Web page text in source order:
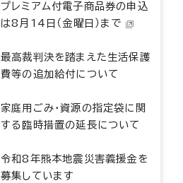
プレミアム付電子商品券の申込
は8月14日（金曜日）まで
最高裁判決を踏まえた生活保護
費等の追加給付について
家庭用ごみ・資源の指定袋に関
する臨時措置の延長について
令和8年熊本地震災害義援金を
募集しています